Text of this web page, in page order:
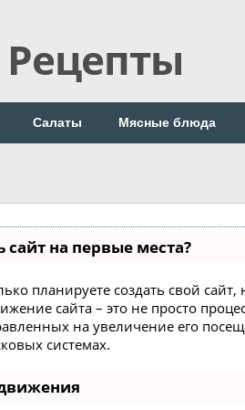
Рецепты
Салаты Мясные блюда
сайт на первые места?
планируете создать свой сайт,
сайта – это не просто
на увеличение его
системах.